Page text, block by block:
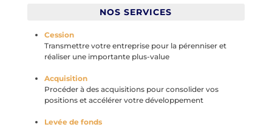
NOS SERVICES
Cession
Transmettre votre entreprise pour la pérenniser et
réaliser une importante plus-value
Acquisition
Procéder à des acquisitions pour consolider vos
positions et accélérer votre développement
Levée de fonds